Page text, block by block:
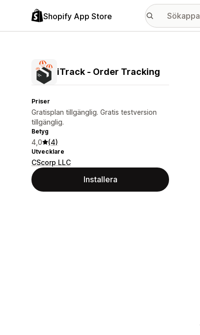
Shopify App Store
iTrack ‑ Order Tracking
Priser
Gratisplan tillgänglig. Gratis testversion
tillgänglig.
Betyg
4,0 (4)
Utvecklare
CScorp LLC
Installera